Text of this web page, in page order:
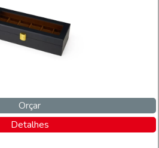
Orçar
Detalhes